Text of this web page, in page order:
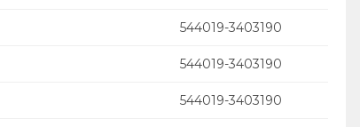
544019-3403190
544019-3403190
544019-3403190